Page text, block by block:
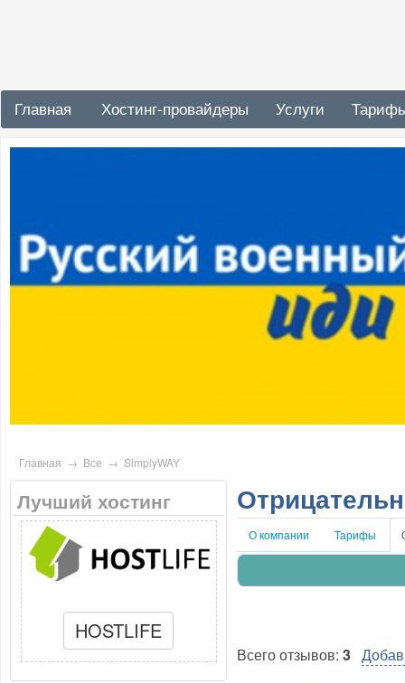
Главная Хостинг-провайдеры Услуги
Главная → Все → SimplyWAY
Лучший хостинг
HOSTLIFE
О компании Тарифы
Всего отзывов: 3